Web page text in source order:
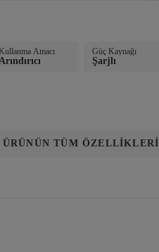
Amacı
Arındırıcı
Güç Kaynağı
Şarjlı
ÜRÜNÜN TÜM ÖZELLİKLERİ